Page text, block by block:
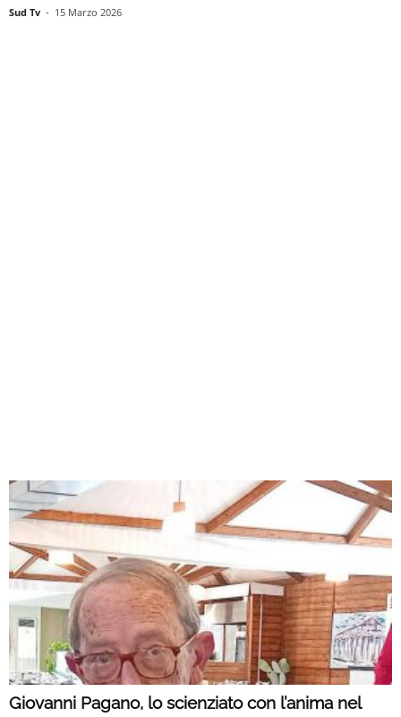
Sud Tv - 15 Marzo 2026
Giovanni Pagano, lo scienziato con l’anima nel